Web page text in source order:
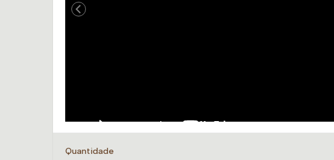
Quantidade